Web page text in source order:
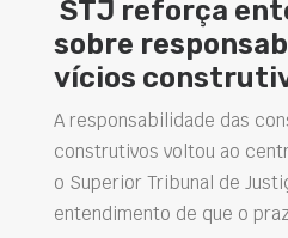
Concretos
elevam
estruturas e
soluções na
Projetar estruturas mais
intervenções de
desempenho das obras